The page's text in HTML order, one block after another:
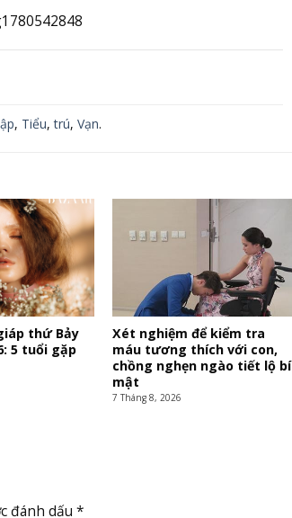
, Tiểu,trú, Vạn.
thứ Bảy
5 tuổi gặp
Xét nghiệm để kiểm tra
máu tương thích với con,
chồng nghẹn ngào tiết lộ bí
mật
7 Tháng 8, 2026
đánh dấu *